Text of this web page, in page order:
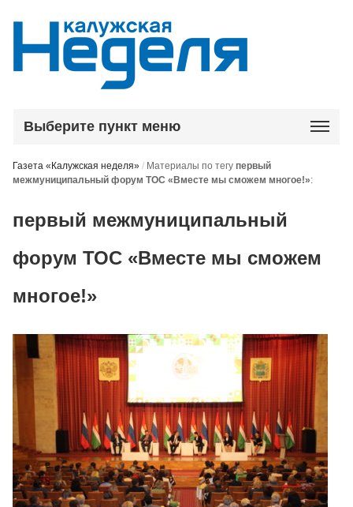
Выберите пункт меню
Газета «Калужская неделя» / Материалы по тегупервый
межмуниципальный форум ТОС «Вместе мы сможем многое!»:
первый межмуниципальный
форум ТОС «Вместе мы сможем
многое!»